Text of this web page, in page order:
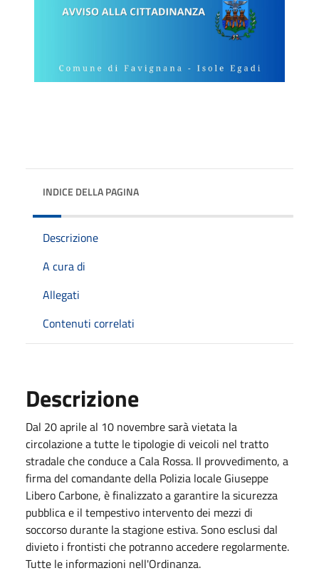
INDICE DELLA PAGINA
Descrizione
A cura di
Allegati
Contenuti correlati
Descrizione
Dal 20 aprile al 10 novembre sarà vietata la
circolazione a tutte le tipologie di veicoli nel tratto
stradale che conduce a Cala Rossa. Il provvedimento, a
firma del comandante della Polizia locale Giuseppe
Libero Carbone, è finalizzato a garantire la sicurezza
pubblica e il tempestivo intervento dei mezzi di
soccorso durante la stagione estiva. Sono esclusi dal
divieto i frontisti che potranno accedere regolarmente.
Tutte le informazioni nell'Ordinanza.